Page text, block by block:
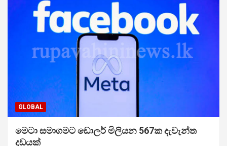
GLOBAL
මෙටා සමාගමට ඩොලර් මිලියන 567ක දැවැන්ත
දඩයක්